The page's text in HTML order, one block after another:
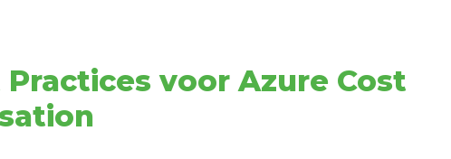
Practices voor Azure Cost